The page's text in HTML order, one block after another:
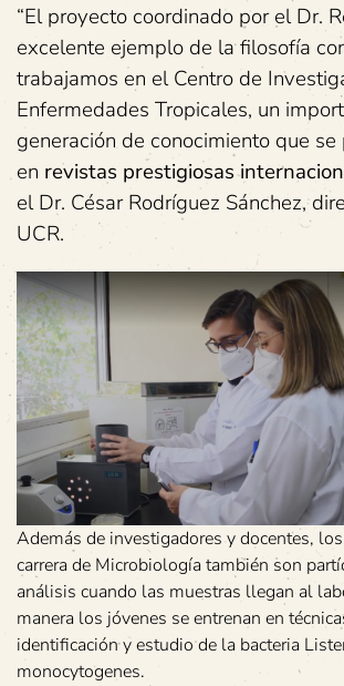
“El proyecto coordinado por el Dr.
excelente ejemplo de la filosofía
trabajamos en el Centro de
Enfermedades Tropicales, un
generación de conocimiento que se
en revistas prestigiosas
el Dr. César Rodríguez Sánchez,
UCR.
Además de investigadores y docentes,
carrera de Microbiología también son
análisis cuando las muestras llegan al
manera los jóvenes se entrenan en
identificación y estudio de la bacteria
monocytogenes.